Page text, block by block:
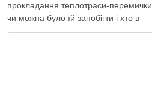
прокладання теплотраси-перемички,
чи можна було їй запобігти і хто в
цьому винен Вирубка дерев триває,